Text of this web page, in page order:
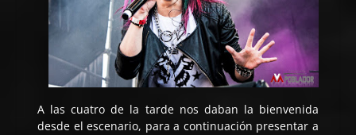
A las cuatro de la tarde nos daban la bienvenida
desde el escenario, para a continuación presentar a